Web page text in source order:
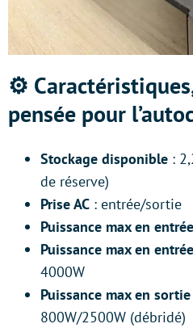
⚙️
pensée pour
Stockage disponible :
de réserve)
Prise AC : entrée/sortie
Puissance max en
Puissance max en
4000W
Puissance max en
800W/2500W (débridé)